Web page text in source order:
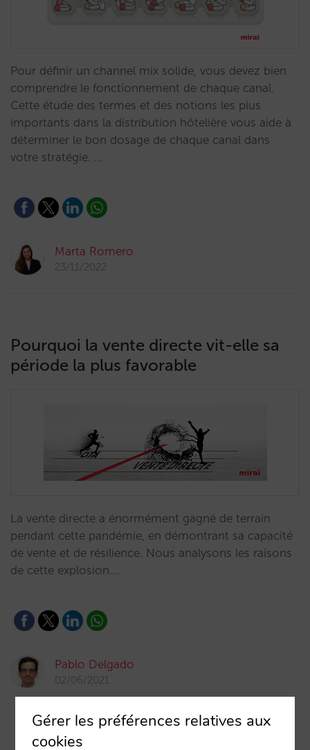
Pour définir un channel mix solide, vous devez bien
comprendre le fonctionnement de chaque canal.
Cette étude des termes et des notions les plus
importants dans la distribution hôtelière vous aide à
déterminer le bon dosage de chaque canal dans
votre stratégie. …
Marta Romero
23/11/2022
Pourquoi la vente directe vit-elle sa
période la plus favorable
La vente directe a énormément gagné de terrain
pendant cette pandémie, en démontrant sa capacité
de vente et de résilience. Nous analysons les raisons
de cette explosion.…
Pablo Delgado
02/06/2021
Gérer les préférences relatives aux
cookies